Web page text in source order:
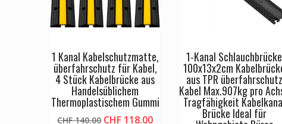
1 Kanal Kabelschutzmatte,
überfahrschutz für Kabel,
4 Stück Kabelbrücke aus
Handelsüblichem
Thermoplastischem Gummi
CHF140.00 Ursprünglicher
CHF 118.00Aktueller
1-Kanal Schlauchbrücke
100x13x2cm
aus TPR überfahrschutz
Kabel Max.907kg pro
Tragfähigkeit
Brücke Ideal für